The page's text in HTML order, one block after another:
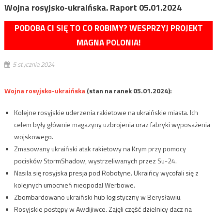
Wojna rosyjsko-ukraińska. Raport 05.01.2024
PODOBA CI SIĘ TO CO ROBIMY? WESPRZYJ PROJEKT
MAGNA POLONIA!
5 stycznia 2024
Wojna rosyjsko-ukraińska(stan na ranek 05.01.2024):
Kolejne rosyjskie uderzenia rakietowe na ukraińskie miasta. Ich
celem były głównie magazyny uzbrojenia oraz fabryki wyposażenia
wojskowego.
Zmasowany ukraiński atak rakietowy na Krym przy pomocy
pocisków StormShadow, wystrzeliwanych przez Su-24.
Nasila się rosyjska presja pod Robotyne. Ukraińcy wycofali się z
kolejnych umocnień nieopodal Werbowe.
Zbombardowano ukraiński hub logistyczny w Berysławiu.
Rosyjskie postępy w Awdijiwce. Zajęli część dzielnicy dacz na